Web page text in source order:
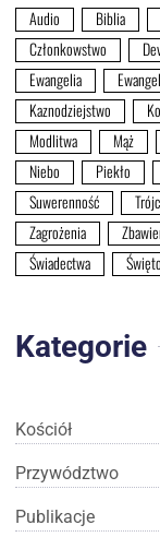
Audio Biblia
Członkowstwo
Ewangelia
Kaznodziejstwo
Modlitwa
Mąż
Niebo
Piekło
Suwerenność
Zagrożenia
Świadectwa
Kategorie
Kościół
Przywództwo
Publikacje